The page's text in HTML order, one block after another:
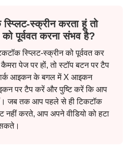
स्क्रीन करता हूं तो
को पूर्ववत करना संभव है?
स्प्लिट-स्क्रीन को पूर्ववत कर
पेज पर हों, तो स्टॉप बटन पर टैप
आइकन के बगल में X आइकन
पर टैप करें और पुष्टि करें कि आप
जब तक आप पहले से ही टिकटॉक
नहीं करते, आप अपने वीडियो को हटा
सकते।